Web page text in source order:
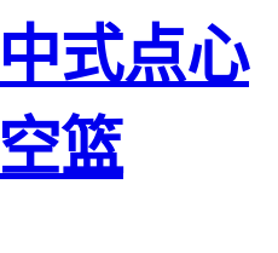
式点心
篮